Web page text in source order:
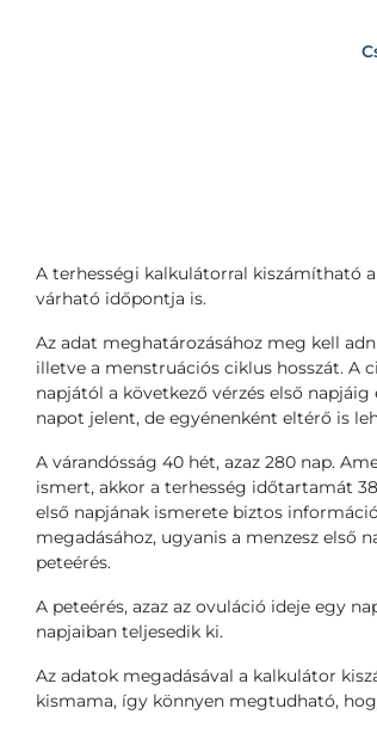
A terhességi kalkulátorral kiszámítható
várható időpontja is.
Az adat meghatározásához meg kell
illetve a menstruációs ciklus hosszát. A
napjától a következő vérzés első
napot jelent, de egyénenként eltérő is
A várandósság 40 hét, azaz 280 nap.
ismert, akkor a terhesség időtartamát
első napjának ismerete biztos
megadásához, ugyanis a menzesz első
peteérés.
A peteérés, azaz az ovuláció ideje egy
napjaiban teljesedik ki.
Az adatok megadásával a kalkulátor
kismama, így könnyen megtudható,